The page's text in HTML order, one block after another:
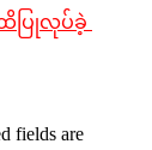
ပြုလုပ်ခဲ့
fields are